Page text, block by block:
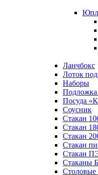
Ланчбокс
Лоток
Наборы
Посуда
Соусник
Стакан
Стакан
Стакан
Стакан
Стакан
Стаканы